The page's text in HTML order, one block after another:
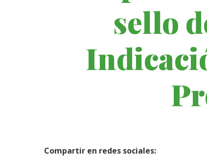
sello
Compartir en redes sociales: